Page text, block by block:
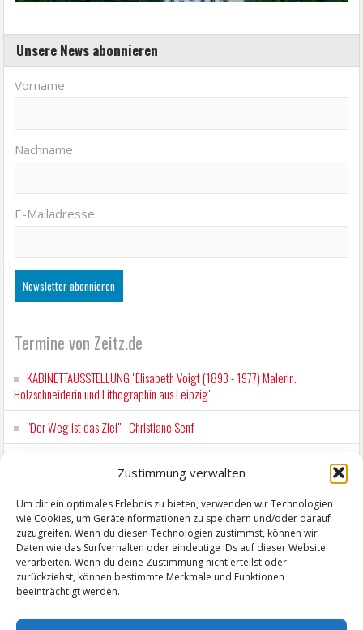
Zustimmung verwalten
Um dir ein optimales Erlebnis zu bieten, verwenden wir Technologien
wie Cookies, um Geräteinformationen zu speichern und/oder darauf
zuzugreifen. Wenn du diesen Technologien zustimmst, können wir
Daten wie das Surfverhalten oder eindeutige IDs auf dieser Website
verarbeiten. Wenn du deine Zustimmung nicht erteilst oder
zurückziehst, können bestimmte Merkmale und Funktionen
beeinträchtigt werden.
Unsere News abonnieren
Vorname
Nachname
E-Mailadresse
Termine von Zeitz.de
KABINETTAUSSTELLUNG "Elisabeth Voigt (1893 - 1977) Malerin.
Holzschneiderin und Lithographin aus Leipzig"
"Der Weg ist das Ziel" - Christiane Senf
Mit der Drahtseilbahn zur ZENTRALSTATION